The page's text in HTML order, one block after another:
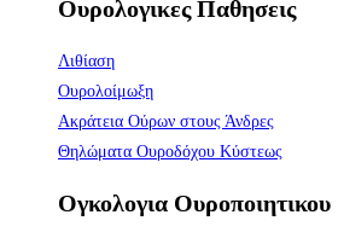
Ουρολογικες Παθησεις
Λιθίαση
Ουρολοίμωξη
Ακράτεια Ούρων στους Άνδρες
Θηλώματα Ουροδόχου Κύστεως
Ογκολογια Ουροποιητικου